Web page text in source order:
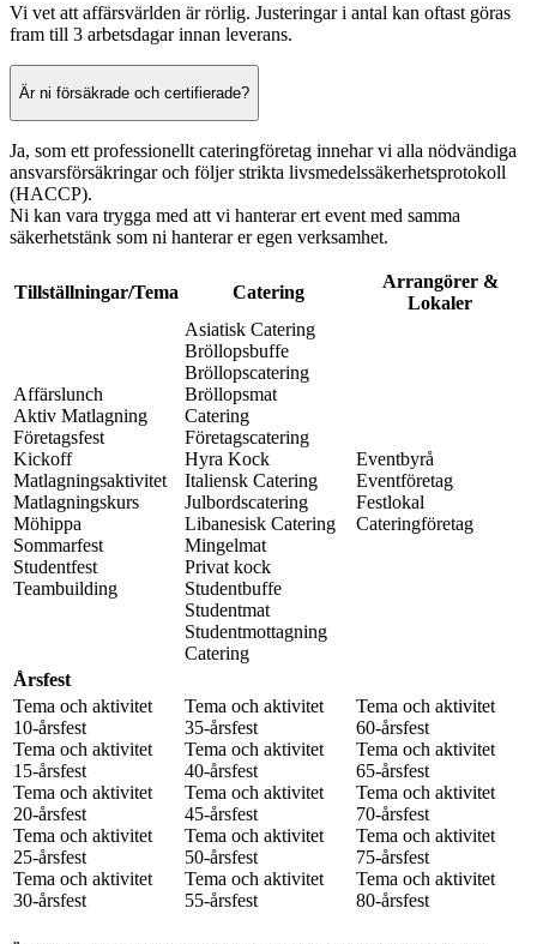
Vi vet att affärsvärlden är rörlig. Justeringar i antal kan oftast göras
fram till 3 arbetsdagar innan leverans.
Är ni försäkrade och certifierade?
Ja, som ett professionellt cateringföretag innehar vi alla nödvändiga
ansvarsförsäkringar och följer strikta livsmedelssäkerhetsprotokoll
(HACCP).
Ni kan vara trygga med att vi hanterar ert event med samma
säkerhetstänk som ni hanterar er egen verksamhet.
Tillställningar/Tema Catering
Arrangörer &
Lokaler
Affärslunch
Aktiv Matlagning
Företagsfest
Kickoff
Matlagningsaktivitet
Matlagningskurs
Möhippa
Sommarfest
Studentfest
Teambuilding
Asiatisk Catering
Bröllopsbuffe
Bröllopscatering
Bröllopsmat
Catering
Företagscatering
Hyra Kock
Italiensk Catering
Julbordscatering
Libanesisk Catering
Mingelmat
Privat kock
Studentbuffe
Studentmat
Studentmottagning
Catering
Eventbyrå
Eventföretag
Festlokal
Cateringföretag
Årsfest
Tema och aktivitet
10-årsfest
Tema och aktivitet
15-årsfest
Tema och aktivitet
20-årsfest
Tema och aktivitet
25-årsfest
Tema och aktivitet
30-årsfest
Tema och aktivitet
35-årsfest
Tema och aktivitet
40-årsfest
Tema och aktivitet
45-årsfest
Tema och aktivitet
50-årsfest
Tema och aktivitet
55-årsfest
Tema och aktivitet
60-årsfest
Tema och aktivitet
65-årsfest
Tema och aktivitet
70-årsfest
Tema och aktivitet
75-årsfest
Tema och aktivitet
80-årsfest